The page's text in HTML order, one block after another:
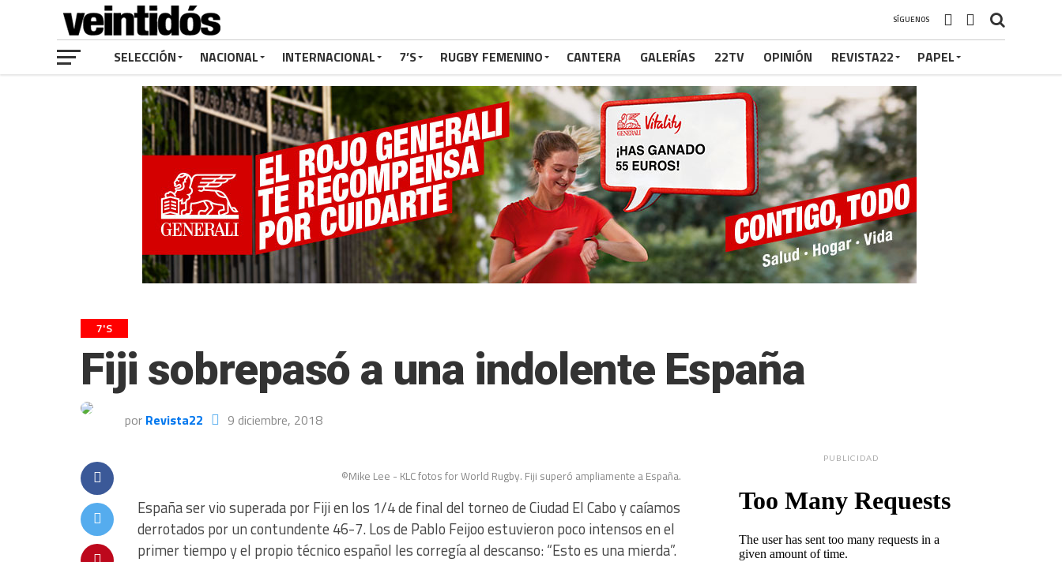
SÍGUENOS
SELECCIÓN NACIONAL INTERNACIONAL 7’S RUGBY FEMENINO CANTERA GALERÍAS 22TV OPINIÓN REVISTA22 PAPEL
7'S
Fiji sobrepasó a una indolente España
por Revista22 9 diciembre, 2018
©Mike Lee - KLC fotos for World Rugby. Fiji superó ampliamente a España.
España ser vio superada por Fiji en los 1/4 de final del torneo de Ciudad El Cabo y caíamos
derrotados por un contundente 46-7. Los de Pablo Feijoo estuvieron poco intensos en el
primer tiempo y el propio técnico español les corregía al descanso: “Esto es una mierda”.
PUBLICIDAD